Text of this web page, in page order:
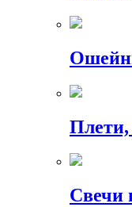
Свечи